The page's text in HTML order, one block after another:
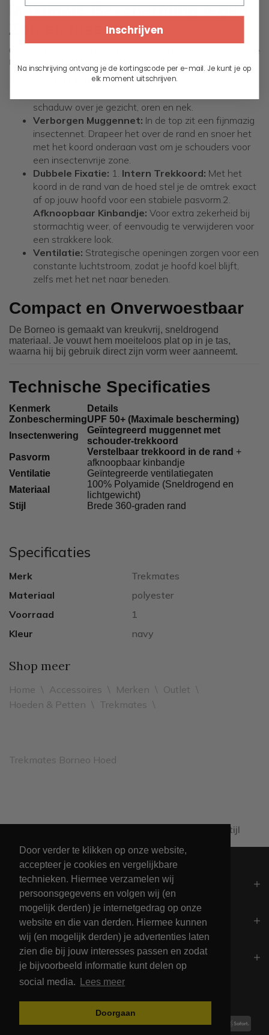
Door verder te klikken op onze website,
accepteer je cookies en vergelijkbare
technieken. Hiermee verzamelen wij
persoonsgegevens en volgen wij (en
mogelijk derden) je internetgedrag op onze
website en die van derden. Hiermee kunnen
wij (en mogelijk derden) je advertenties laten
zien die bij jouw interesses passen en zodat
je bijvoorbeeld informatie kunt delen op
social media.
Lees meer
Doorgaan
Maximale Bescherming tegen
Zon én Insecten
Of je nu door de Schotse Hooglanden trekt of een tropische
rivier afzakt, de Borneo houdt je veilig:
UPF 50+ & Brede Rand:De hoed blokkeert 98%
schaduw over je gezicht, oren en nek.
Verborgen Muggennet: In de top zit een fijnmazig
insectennet. Drapeer het over de rand en snoer het
met het koord onderaan vast om je schouders voor
een insectenvrije zone.
Dubbele Fixatie: 1. Intern Trekkoord: Met het
koord in de rand van de hoed stel je de omtrek exact
af op jouw hoofd voor een stabiele pasvorm.2.
Afknoopbaar Kinbandje: Voor extra zekerheid bij
stormachtig weer, of eenvoudig te verwijderen voor
een strakkere look.
Ventilatie: Strategische openingen zorgen voor een
constante luchtstroom, zodat je hoofd koel blijft,
zelfs met het net naar beneden.
Compact en Onverwoestbaar
De Borneo is gemaakt van kreukvrij, sneldrogend
materiaal. Je vouwt hem moeiteloos plat op in je tas,
waarna hij bij gebruik direct zijn vorm weer aanneemt.
Technische Specificaties
Kenmerk
Details
ZonbeschermingUPF 50+ (Maximale bescherming)
Insectenwering
Geïntegreerd muggennet met
schouder-trekkoord
Pasvorm
Verstelbaar trekkoord in de rand +
afknoopbaar kinbandje
Ventilatie
Geïntegreerde ventilatiegaten
Materiaal
100% Polyamide (Sneldrogend en
lichtgewicht)
Stijl
Brede 360-graden rand
Specificaties
Merk
Trekmates
Materiaal
polyester
Voorraad
1
Kleur
navy
Shop meer
Home \ Accessoires \ Merken \ Outlet \
Hoeden & Petten \ Trekmates \
Trekmates Borneo Hoed
Al 60+ jaar passie voor maritieme levensstijl
Algemeen
Contact
Openingstijden
Inschrijven
Na inschrijving ontvang je de kortingscode per e-mail. Je kunt je op
elk moment uitschrijven.